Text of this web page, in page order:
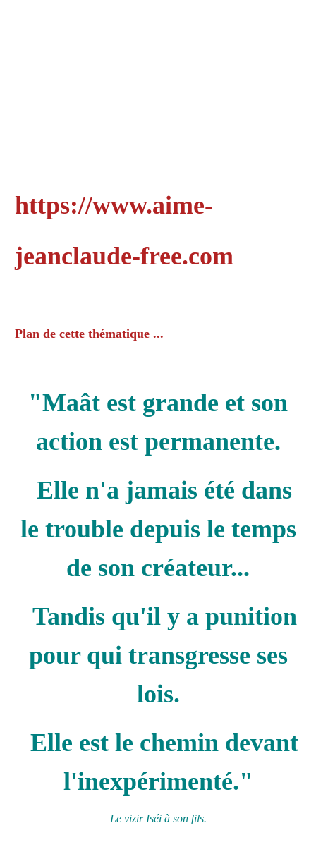
https://www.aime-
jeanclaude-free.com
Plan de cette thématique ...
"Maât est grande et son
action est permanente.
Elle n'a jamais été dans
le trouble depuis le temps
de son créateur...
Tandis qu'il y a punition
pour qui transgresse ses
lois.
Elle est le chemin devant
l'inexpérimenté."
Le vizir Iséi à son fils.